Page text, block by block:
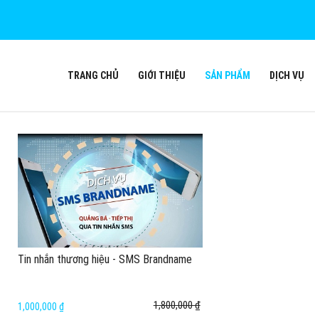
TRANG CHỦ GIỚI THIỆU SẢN PHẨM DỊCH VỤ
Tin nhắn thương hiệu - SMS Brandname
1,000,000 ₫
1,800,000 ₫